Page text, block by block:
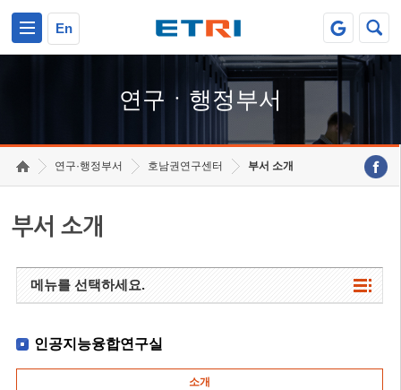
En
연구ㆍ행정부서
연구·행정부서 호남권연구센터 부서 소개
부서 소개
메뉴를 선택하세요.
인공지능융합연구실
소개